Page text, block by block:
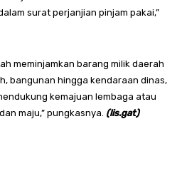
surat perjanjian pinjam pakai,”
meminjamkan barang milik daerah
bangunan hingga kendaraan dinas,
kemajuan lembaga atau
maju,” pungkasnya. (lis.gat)